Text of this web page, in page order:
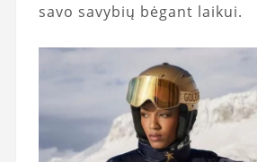
savo savybių bėgant laikui.